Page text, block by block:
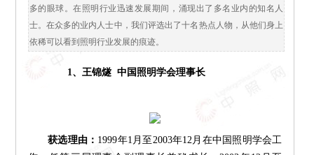
多的眼球。在照明行业迅速发展期间，涌现出了多名业内的知名人
士。在众多的业内人士中，我们评选出了十名热点人物，从他们身上
依稀可以看到照明行业发展的痕迹。
1、王锦燧 中国照明学会理事长
获选理由： 1999年1月至2003年12月在中国照明学会工